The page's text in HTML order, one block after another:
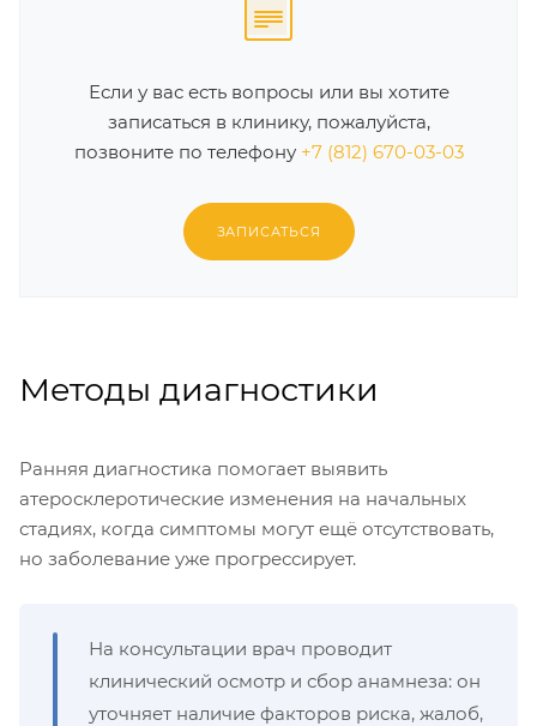
Если у вас есть вопросы или вы хотите
записаться в клинику, пожалуйста,
позвоните по телефону +7 (812) 670-03-03
ЗАПИСАТЬСЯ
Методы диагностики
Ранняя диагностика помогает выявить
атеросклеротические изменения на начальных
стадиях, когда симптомы могут ещё отсутствовать,
но заболевание уже прогрессирует.
На консультации врач проводит
клинический осмотр и сбор анамнеза: он
уточняет наличие факторов риска, жалоб,